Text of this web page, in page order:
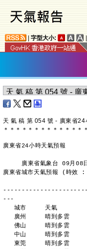
字型大小:
天 氣 稿 第 054 號 - 廣東省24
＊ ＊ ＊ ＊ ＊ ＊ ＊ ＊ ＊ ＊ ＊ ＊ ＊ ＊
廣東省24小時天氣預報
廣東省氣象台 09月
廣東省城市天氣預報 (時效
---
城市     天氣
廣州     晴到多雲
佛山     晴到多雲
中山     晴到多雲
東莞     晴到多雲